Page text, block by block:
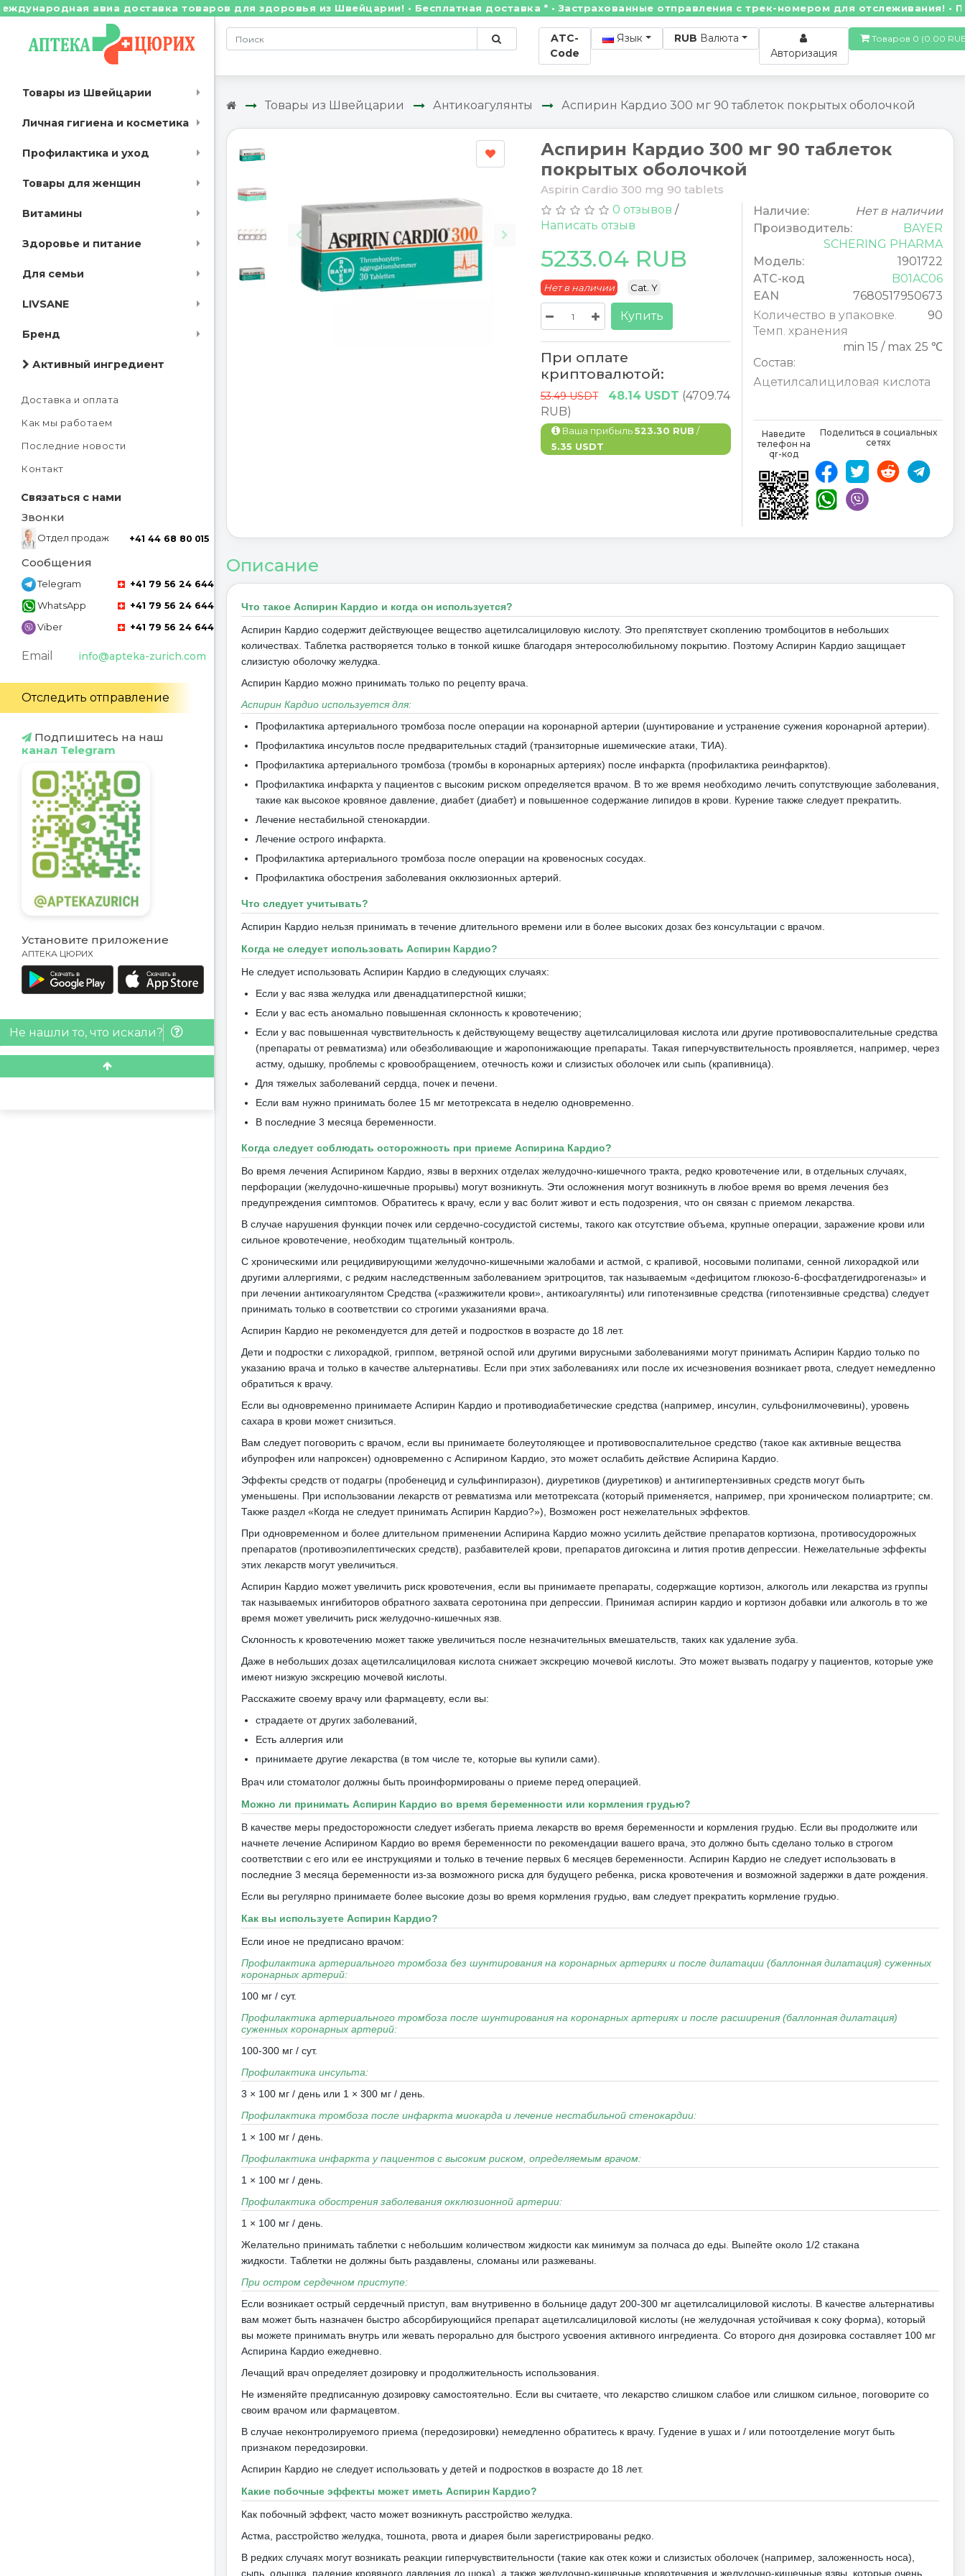
авиа доставка товаров для здоровья из Швейцарии! • Бесплатная доставка * • Застрахованные отправления с трек-номером для отслеживания! • По
Товары из Швейцарии
Личная гигиена и косметика
Профилактика и уход
Товары для женщин
Витамины
Здоровье и питание
Для семьи
LIVSANE
Бренд
Активный ингредиент
Доставка и оплата
Как мы работаем
Последние новости
Контакт
Связаться с нами
Звонки
Отдел продаж +41 44 68 80 015
Сообщения
Telegram +41 79 56 24 644
WhatsApp +41 79 56 24 644
Viber +41 79 56 24 644
Email info@apteka-zurich.com
Отследить отправление
Подпишитесь на наш
канал Telegram
Установите приложение
АПТЕКА ЦЮРИХ
Не нашли то, что искали?
ATC-
Code
Язык RUB Валюта
Авторизация
Товаров 0
Товары из Швейцарии Антикоагулянты Аспирин Кардио 300 мг 90 таблеток покрытых оболочкой
Аспирин Кардио 300 мг 90 таблеток
покрытых оболочкой
Aspirin Cardio 300 mg 90 tablets
0 отзывов /
Написать отзыв
5233.04 RUB
Нет в наличии Cat. Y
Купить
При оплате
криптовалютой:
53.49 USDT 48.14 USDT (4709.74
RUB)
Ваша прибыль 523.30 RUB /
5.35 USDT
Наличие:
Нет в наличии
Производитель:
BAYER
SCHERING PHARMA
Модель:
1901722
ATC-код
B01AC06
EAN
7680517950673
Количество в упаковке.
90
Темп. хранения
min 15 / max 25 ℃
Состав:
Ацетилсалициловая кислота
Acetylsalicylsäure,
Наведите
телефон на
qr-код
Поделиться в социальных
сетях
Описание
Что такое Аспирин Кардио и когда он используется?
Аспирин Кардио содержит действующее вещество ацетилсалициловую кислоту. Это препятствует скоплению тромбоцитов в небольших
количествах. Таблетка растворяется только в тонкой кишке благодаря энтеросолюбильному покрытию. Поэтому Аспирин Кардио защищает
слизистую оболочку желудка.
Аспирин Кардио можно принимать только по рецепту врача.
Аспирин Кардио используется для:
Профилактика артериального тромбоза после операции на коронарной артерии (шунтирование и устранение сужения коронарной артерии).
Профилактика инсультов после предварительных стадий (транзиторные ишемические атаки, ТИА).
Профилактика артериального тромбоза (тромбы в коронарных артериях) после инфаркта (профилактика реинфарктов).
Профилактика инфаркта у пациентов с высоким риском определяется врачом. В то же время необходимо лечить сопутствующие заболевания,
такие как высокое кровяное давление, диабет (диабет) и повышенное содержание липидов в крови. Курение также следует прекратить.
Лечение нестабильной стенокардии.
Лечение острого инфаркта.
Профилактика артериального тромбоза после операции на кровеносных сосудах.
Профилактика обострения заболевания окклюзионных артерий.
Что следует учитывать?
Аспирин Кардио нельзя принимать в течение длительного времени или в более высоких дозах без консультации с врачом.
Когда не следует использовать Аспирин Кардио?
Не следует использовать Аспирин Кардио в следующих случаях:
Если у вас язва желудка или двенадцатиперстной кишки;
Если у вас есть аномально повышенная склонность к кровотечению;
Если у вас повышенная чувствительность к действующему веществу ацетилсалициловая кислота или другие противовоспалительные средства
(препараты от ревматизма) или обезболивающие и жаропонижающие препараты. Такая гиперчувствительность проявляется, например, через
астму, одышку, проблемы с кровообращением, отечность кожи и слизистых оболочек или сыпь (крапивница).
Для тяжелых заболеваний сердца, почек и печени.
Если вам нужно принимать более 15 мг метотрексата в неделю одновременно.
В последние 3 месяца беременности.
Когда следует соблюдать осторожность при приеме Аспирина Кардио?
Во время лечения Аспирином Кардио, язвы в верхних отделах желудочно-кишечного тракта, редко кровотечение или, в отдельных случаях,
перфорации (желудочно-кишечные прорывы) могут возникнуть. Эти осложнения могут возникнуть в любое время во время лечения без
предупреждения симптомов. Обратитесь к врачу, если у вас болит живот и есть подозрения, что он связан с приемом лекарства.
В случае нарушения функции почек или сердечно-сосудистой системы, такого как отсутствие объема, крупные операции, заражение крови или
сильное кровотечение, необходим тщательный контроль.
С хроническими или рецидивирующими желудочно-кишечными жалобами и астмой, с крапивой, носовыми полипами, сенной лихорадкой или
другими аллергиями, с редким наследственным заболеванием эритроцитов, так называемым «дефицитом глюкозо-6-фосфатдегидрогеназы» и
при лечении антикоагулянтом Средства («разжижители крови», антикоагулянты) или гипотензивные средства (гипотензивные средства) следует
принимать только в соответствии со строгими указаниями врача.
Аспирин Кардио не рекомендуется для детей и подростков в возрасте до 18 лет.
Дети и подростки с лихорадкой, гриппом, ветряной оспой или другими вирусными заболеваниями могут принимать Аспирин Кардио только по
указанию врача и только в качестве альтернативы. Если при этих заболеваниях или после их исчезновения возникает рвота, следует немедленно
обратиться к врачу.
Если вы одновременно принимаете Аспирин Кардио и противодиабетические средства (например, инсулин, сульфонилмочевины), уровень
сахара в крови может снизиться.
Вам следует поговорить с врачом, если вы принимаете болеутоляющее и противовоспалительное средство (такое как активные вещества
ибупрофен или напроксен) одновременно с Аспирином Кардио, это может ослабить действие Аспирина Кардио.
Эффекты средств от подагры (пробенецид и сульфинпиразон), диуретиков (диуретиков) и антигипертензивных средств могут быть
уменьшены. При использовании лекарств от ревматизма или метотрексата (который применяется, например, при хроническом полиартрите; см.
Также раздел «Когда не следует принимать Аспирин Кардио?»), Возможен рост нежелательных эффектов.
При одновременном и более длительном применении Аспирина Кардио можно усилить действие препаратов кортизона, противосудорожных
препаратов (противоэпилептических средств), разбавителей крови, препаратов дигоксина и лития против депрессии. Нежелательные эффекты
этих лекарств могут увеличиться.
Аспирин Кардио может увеличить риск кровотечения, если вы принимаете препараты, содержащие кортизон, алкоголь или лекарства из группы
так называемых ингибиторов обратного захвата серотонина при депрессии. Принимая аспирин кардио и кортизон добавки или алкоголь в то же
время может увеличить риск желудочно-кишечных язв.
Склонность к кровотечению может также увеличиться после незначительных вмешательств, таких как удаление зуба.
Даже в небольших дозах ацетилсалициловая кислота снижает экскрецию мочевой кислоты. Это может вызвать подагру у пациентов, которые уже
имеют низкую экскрецию мочевой кислоты.
Расскажите своему врачу или фармацевту, если вы:
страдаете от других заболеваний,
Есть аллергия или
принимаете другие лекарства (в том числе те, которые вы купили сами).
Врач или стоматолог должны быть проинформированы о приеме перед операцией.
Можно ли принимать Аспирин Кардио во время беременности или кормления грудью?
В качестве меры предосторожности следует избегать приема лекарств во время беременности и кормления грудью. Если вы продолжите или
начнете лечение Аспирином Кардио во время беременности по рекомендации вашего врача, это должно быть сделано только в строгом
соответствии с его или ее инструкциями и только в течение первых 6 месяцев беременности. Аспирин Кардио не следует использовать в
последние 3 месяца беременности из-за возможного риска для будущего ребенка, риска кровотечения и возможной задержки в дате рождения.
Если вы регулярно принимаете более высокие дозы во время кормления грудью, вам следует прекратить кормление грудью.
Как вы используете Аспирин Кардио?
Если иное не предписано врачом:
Профилактика артериального тромбоза без шунтирования на коронарных артериях и после дилатации (баллонная дилатация) суженных
коронарных артерий:
100 мг / сут.
Профилактика артериального тромбоза после шунтирования на коронарных артериях и после расширения (баллонная дилатация)
суженных коронарных артерий:
100-300 мг / сут.
Профилактика инсульта:
3 × 100 мг / день или 1 × 300 мг / день.
Профилактика тромбоза после инфаркта миокарда и лечение нестабильной стенокардии:
1 × 100 мг / день.
Профилактика инфаркта у пациентов с высоким риском, определяемым врачом:
1 × 100 мг / день.
Профилактика обострения заболевания окклюзионной артерии:
1 × 100 мг / день.
Желательно принимать таблетки с небольшим количеством жидкости как минимум за полчаса до еды. Выпейте около 1/2 стакана
жидкости. Таблетки не должны быть раздавлены, сломаны или разжеваны.
При остром сердечном приступе:
Если возникает острый сердечный приступ, вам внутривенно в больнице дадут 200-300 мг ацетилсалициловой кислоты. В качестве альтернативы
вам может быть назначен быстро абсорбирующийся препарат ацетилсалициловой кислоты (не желудочная устойчивая к соку форма), который
вы можете принимать внутрь или жевать перорально для быстрого усвоения активного ингредиента. Со второго дня дозировка составляет 100 мг
Аспирина Кардио ежедневно.
Лечащий врач определяет дозировку и продолжительность использования.
Не изменяйте предписанную дозировку самостоятельно. Если вы считаете, что лекарство слишком слабое или слишком сильное, поговорите со
своим врачом или фармацевтом.
В случае неконтролируемого приема (передозировки) немедленно обратитесь к врачу. Гудение в ушах и / или потоотделение могут быть
признаком передозировки.
Аспирин Кардио не следует использовать у детей и подростков в возрасте до 18 лет.
Какие побочные эффекты может иметь Аспирин Кардио?
Как побочный эффект, часто может возникнуть расстройство желудка.
Астма, расстройство желудка, тошнота, рвота и диарея были зарегистрированы редко.
В редких случаях могут возникать реакции гиперчувствительности (такие как отек кожи и слизистых оболочек (например, заложенность носа),
сыпь, одышка, падение кровяного давления до шока), а также желудочно-кишечные кровотечения и желудочно-кишечные язвы, которые очень